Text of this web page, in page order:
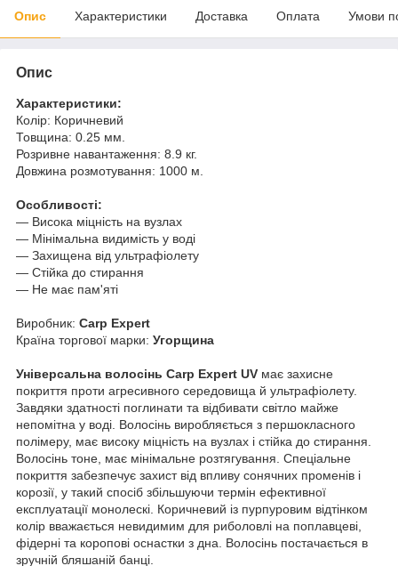
Опис Характеристики Доставка Оплата Умови
Опис
Характеристики:
Колір: Коричневий
Товщина: 0.25 мм.
Розривне навантаження: 8.9 кг.
Довжина розмотування: 1000 м.
Особливості:
— Висока міцність на вузлах
— Мінімальна видимість у воді
— Захищена від ультрафіолету
— Стійка до стирання
— Не має пам'яті
Виробник: Carp Expert
Країна торгової марки: Угорщина
Універсальна волосінь Carp Expert UV має захисне
покриття проти агресивного середовища й ультрафіолету.
Завдяки здатності поглинати та відбивати світло майже
непомітна у воді. Волосінь виробляється з першокласного
полімеру, має високу міцність на вузлах і стійка до стирання.
Волосінь тоне, має мінімальне розтягування. Спеціальне
покриття забезпечує захист від впливу сонячних променів і
корозії, у такий спосіб збільшуючи термін ефективної
експлуатації монолескі. Коричневий із пурпуровим відтінком
колір вважається невидимим для риболовлі на поплавцеві,
фідерні та коропові оснастки з дна. Волосінь постачається в
зручній бляшаній банці.